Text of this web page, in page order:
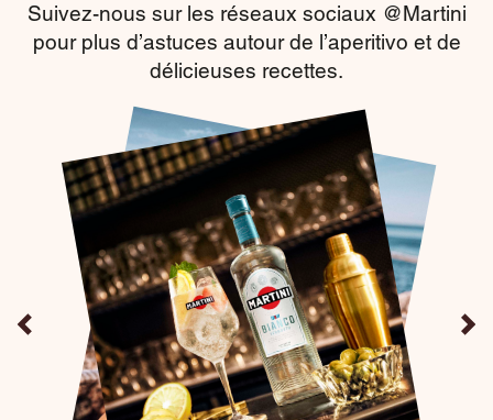
Suivez-nous sur les réseaux sociaux @Martini
pour plus d’astuces autour de l’aperitivo et de
délicieuses recettes.